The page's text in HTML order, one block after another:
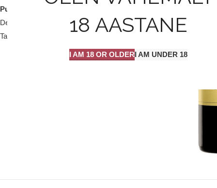
18 AASTANE
I AM 18 OR OLDERI AM UNDER 18
Punane vein
Dessert vein 9
Tarvikud